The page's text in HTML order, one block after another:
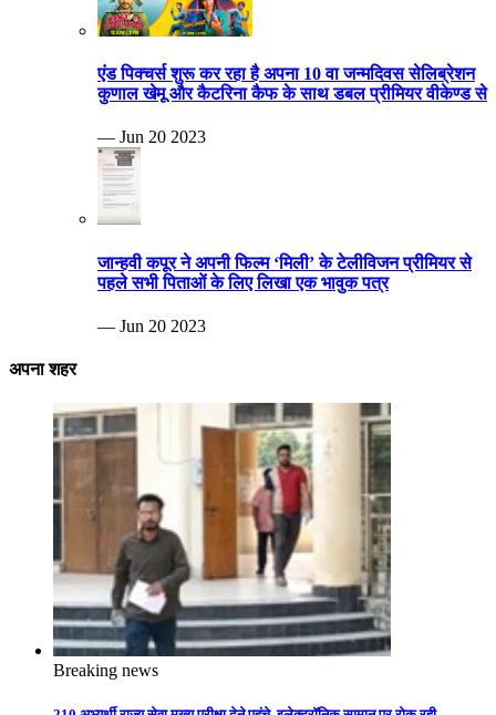
एंड पिक्चर्स शुरू कर रहा है अपना 10 वा जन्मदिवस सेलिब्रेशन
कुणाल खेमू और कैटरिना कैफ के साथ डबल प्रीमियर वीकेण्ड से
— Jun 20 2023
जान्हवी कपूर ने अपनी फिल्म ‘मिली’ के टेलीविजन प्रीमियर से
पहले सभी पिताओं के लिए लिखा एक भावुक पत्र
— Jun 20 2023
अपना शहर
Breaking news